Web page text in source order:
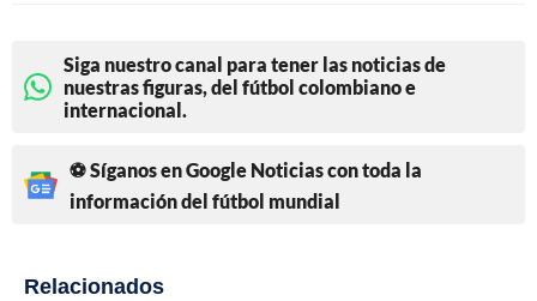
Siga nuestro canal para tener las noticias de
nuestras figuras, del fútbol colombiano e
internacional.
⚽ Síganos en Google Noticias con toda la
información del fútbol mundial
Relacionados